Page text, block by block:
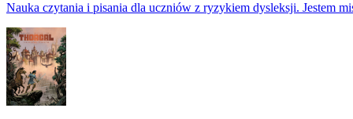
Nauka czytania i pisania dla uczniów z ryzykiem dysleksji. Jestem